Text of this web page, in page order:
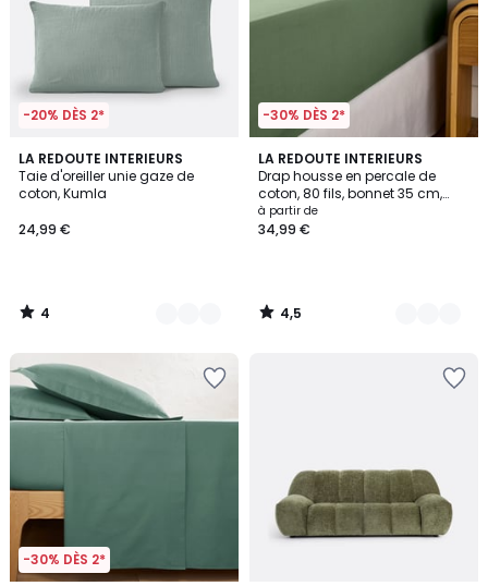
-20% DÈS 2*
LA REDOUTE INTERIEURS
Taie d'oreiller unie gaze de
coton, Kumla
24,99 €
4
/
5
17
Couleurs
4
/
-30% DÈS 2*
LA REDOUTE INTERIEURS
Drap housse en percale de
coton, 80 fils, bonnet 35 cm,
Scenario
à partir de
34,99 €
4,5
/ 5
21
Couleurs
4,5
/
-30% DÈS 2*